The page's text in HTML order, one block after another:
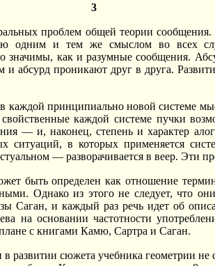
3
проблем общей теории
одним и тем же смыслом во всех
значимы, как и разумные сообщения.
абсурд проникают друг в друга.
каждой принципиально новой системе
каждой системе пучки
— и, наконец, степень и характер
ситуаций, в которых применяется
— разворачивается в веер. Эти
быть определен как отношение
Однако из этого не следует, что
Саган, и каждый раз речь идет об
на основании частотности
с книгами Камю, Сартра и Саган.
развитии сюжета учебника геометрии